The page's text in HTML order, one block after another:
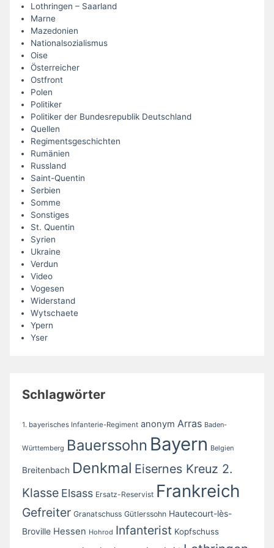
Lothringen – Saarland
Marne
Mazedonien
Nationalsozialismus
Oise
Österreicher
Ostfront
Polen
Politiker
Politiker der Bundesrepublik Deutschland
Quellen
Regimentsgeschichten
Rumänien
Russland
Saint-Quentin
Serbien
Somme
Sonstiges
St. Quentin
Syrien
Ukraine
Verdun
Video
Vogesen
Widerstand
Wytschaete
Ypern
Yser
Schlagwörter
1. bayerisches Infanterie-Regiment anonym Arras Baden-
Württemberg Bauerssohn Bayern Belgien
Breitenbach Denkmal Eisernes Kreuz 2.
Klasse Elsass Ersatz-Reservist Frankreich
Gefreiter Granatschuss Gütlerssohn Hautecourt-lès-
Broville Hessen Hohrod Infanterist Kopfschuss